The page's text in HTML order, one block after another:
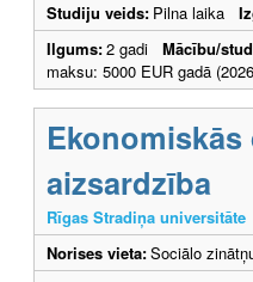
Studiju veids: Pilna laika
Ilgums:2 gadi Mācību/
maksu: 5000 EUR gadā
aizsardzība
Rīgas Stradiņa universitāte
Norises vieta:Sociālo